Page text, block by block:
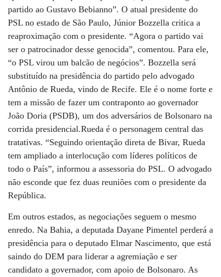
partido ao Gustavo Bebianno”. O atual presidente do
PSL no estado de São Paulo, Júnior Bozzella critica a
reaproximação com o presidente. “Agora o partido vai
ser o patrocinador desse genocida”, comentou. Para ele,
“o PSL virou um balcão de negócios”. Bozzella será
substituído na presidência do partido pelo advogado
Antônio de Rueda, vindo de Recife. Ele é o nome forte e
tem a missão de fazer um contraponto ao governador
João Doria (PSDB), um dos adversários de Bolsonaro na
corrida presidencial.Rueda é o personagem central das
tratativas. “Seguindo orientação direta de Bivar, Rueda
tem ampliado a interlocução com líderes políticos de
todo o País”, informou a assessoria do PSL. O advogado
não esconde que fez duas reuniões com o presidente da
República.
Em outros estados, as negociações seguem o mesmo
enredo. Na Bahia, a deputada Dayane Pimentel perderá a
presidência para o deputado Elmar Nascimento, que está
saindo do DEM para liderar a agremiação e ser
candidato a governador, com apoio de Bolsonaro. As